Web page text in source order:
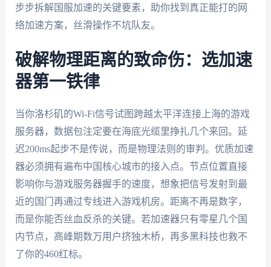
步步拆解国服加速的关键要素，助你找到真正能打的网
络加速方案，丝滑操作不坑队友。
破解物理距离的致命伤：选加速
器第一铁律
当你洛杉矶的Wi-Fi信号试图跨越太平洋连接上海的游戏
服务器，数据包注定要在海底光缆里挣扎几个来回。延
迟200ms起步不是传说，而是物理法则的审判。优质加速
器必须拥有遍布中国核心城市的接入点。节点位置直接
影响你与游戏服务器握手的速度，想象把信号发射到最
近的国门再通过专线进入游戏机房。距离不再是数字，
而是你能否丝血反杀的关键。若加速器只有零星几个国
内节点，高峰期数万用户挤独木桥，再多黑科技也救不
了你的460红标。